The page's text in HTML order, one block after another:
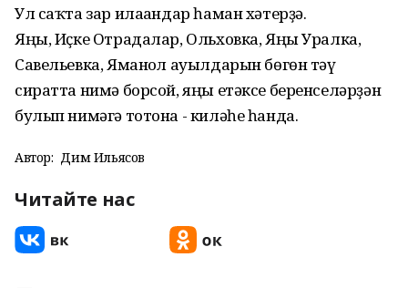
Ул саҡта зар илағандар һаман хәтерҙә.
Яңы, Иҫке Отрадалар, Ольховка, Яңы Уралка,
Савельевка, Яманғол ауылдарын бөгөн тәү
сиратта нимә борсой, яңы етәксе беренселәрҙән
булып нимәгә тотона - киләһе һанда.
Автор: Дим Ильясов
Читайте нас